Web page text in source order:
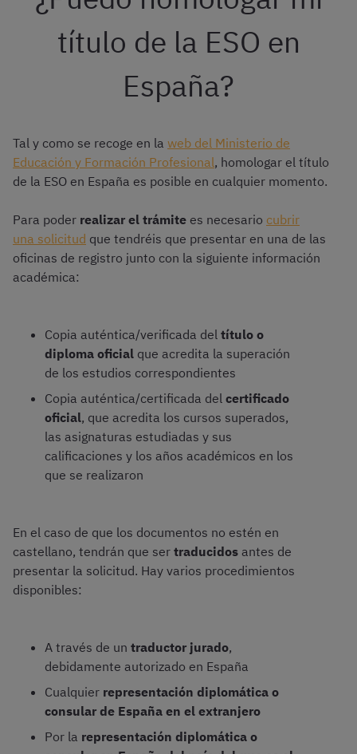
título de la ESO en
España?
Tal y como se recoge en la web del Ministerio de
Educación y Formación Profesional, homologar el título
de la ESO en España es posible en cualquier momento.
Para poder realizar el trámite es necesario cubrir
una solicitud que tendréis que presentar en una de las
oficinas de registro junto con la siguiente información
académica:
Copia auténtica/verificada del título o
diploma oficial que acredita la superación
de los estudios correspondientes
Copia auténtica/certificada del certificado
oficial, que acredita los cursos superados,
las asignaturas estudiadas y sus
calificaciones y los años académicos en los
que se realizaron
En el caso de que los documentos no estén en
castellano, tendrán que ser traducidos antes de
presentar la solicitud. Hay varios procedimientos
disponibles:
A través de un traductor jurado,
debidamente autorizado en España
Cualquier representación diplomática o
consular de España en el extranjero
Por la representación diplomática o